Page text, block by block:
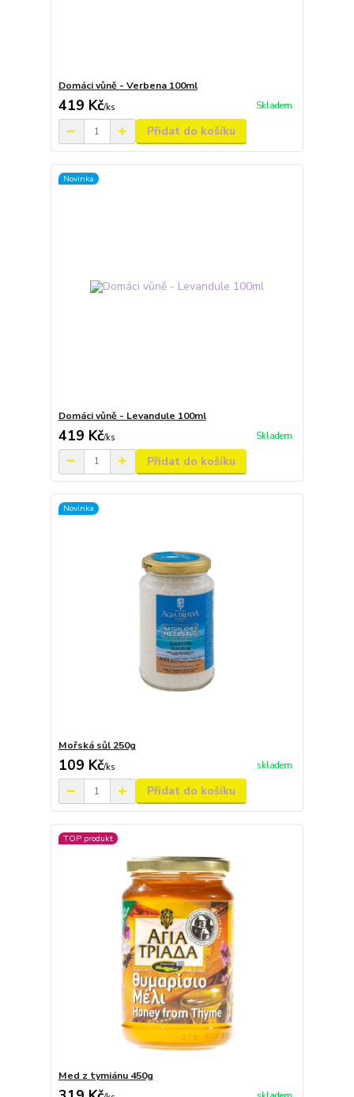
Domáci vůně - Verbena 100ml
419 Kč/ks Skladem
Přidat do košíku
Novinka
Domáci vůně - Levandule 100ml
419 Kč/ks Skladem
Přidat do košíku
Novinka
Mořská sůl 250g
109 Kč/ks skladem
Přidat do košíku
TOP produkt
Med z tymiánu 450g